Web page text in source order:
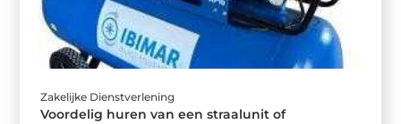
Zakelijke Dienstverlening
Voordelig huren van een straalunit of